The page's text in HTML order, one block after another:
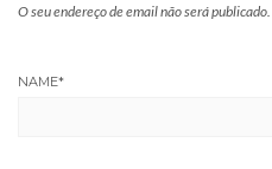
O seu endereço de email não será publicado.
NAME*